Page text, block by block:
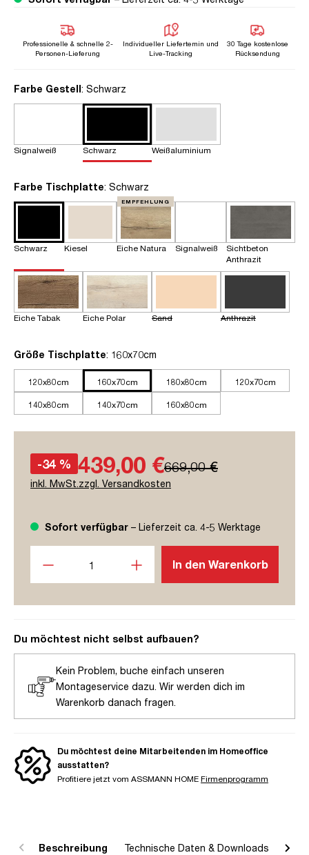
Professionelle & schnelle 2-
Personen-Lieferung
Individueller Liefertemin und
Live-Tracking
30 Tage kostenlose
Rücksendung
Farbe Gestellauswählen
: Schwarz
Signalweiß Schwarz Weißaluminium
Farbe Tischplatteauswählen
: Schwarz
Schwarz Kiesel Eiche Natura
EMPFEHLUNG
Signalweiß
Sichtbeton
Anthrazit
Eiche Tabak Eiche Polar Sand Anthrazit
Größe Tischplatteauswählen
: 160x70cm
120x80cm 160x70cm 180x80cm 120x70cm
140x80cm 140x70cm 160x80cm
-34 % 439,00 €669,00 €
inkl. MwSt.zzgl. Versandkosten
Sofort verfügbar – Lieferzeit ca. 4-5 Werktage
In den Warenkorb
Du möchtest nicht selbst aufbauen?
Kein Problem, buche einfach unseren
Montageservice dazu. Wir werden dich im
Warenkorb danach fragen.
Du möchtest deine Mitarbeitenden im Homeoffice
ausstatten?
Profitiere jetzt vom ASSMANN HOME Firmenprogramm
Beschreibung Technische Daten & Downloads